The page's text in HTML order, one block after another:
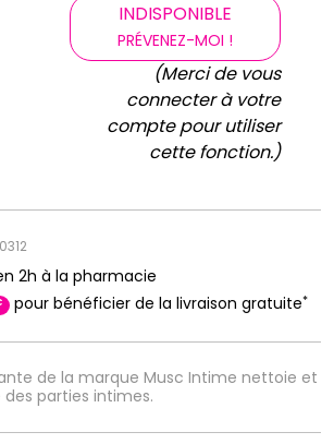
de la marque Musc Intime nettoie et
parties intimes.
INDISPONIBLE
PRÉVENEZ-MOI !
(Merci de vous
connecter à votre
compte pour utiliser
cette fonction.)
2h à la pharmacie
pour bénéficier de la livraison gratuite*